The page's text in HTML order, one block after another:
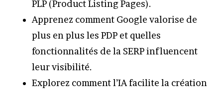
PLP (Product Listing Pages).
Apprenez comment Google valorise de
plus en plus les PDP et quelles
fonctionnalités de la SERP influencent
leur visibilité.
Explorez comment l’IA facilite la création